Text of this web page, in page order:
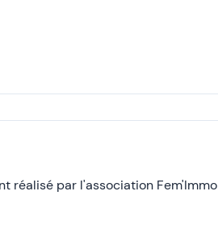
réalisé par l'association Fem'Immo